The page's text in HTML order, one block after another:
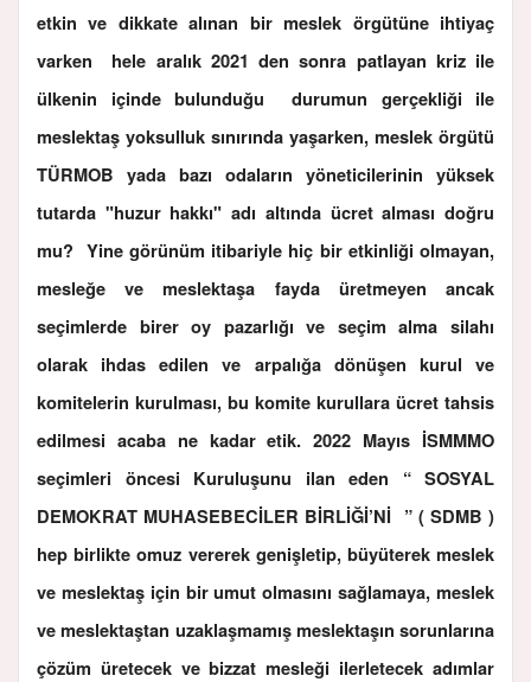
etkin ve dikkate alınan bir meslek örgütüne ihtiyaç
varken hele aralık 2021 den sonra patlayan kriz ile
ülkenin içinde bulunduğu durumun gerçekliği ile
meslektaş yoksulluk sınırında yaşarken, meslek örgütü
TÜRMOB yada bazı odaların yöneticilerinin yüksek
tutarda "huzur hakkı" adı altında ücret alması doğru
mu? Yine görünüm itibariyle hiç bir etkinliği olmayan,
mesleğe ve meslektaşa fayda üretmeyen ancak
seçimlerde birer oy pazarlığı ve seçim alma silahı
olarak ihdas edilen ve arpalığa dönüşen kurul ve
komitelerin kurulması, bu komite kurullara ücret tahsis
edilmesi acaba ne kadar etik. 2022 Mayıs İSMMMO
seçimleri öncesi Kuruluşunu ilan eden “ SOSYAL
DEMOKRAT MUHASEBECİLER BİRLİĞİ’Nİ ” ( SDMB )
hep birlikte omuz vererek genişletip, büyüterek meslek
ve meslektaş için bir umut olmasını sağlamaya, meslek
ve meslektaştan uzaklaşmamış meslektaşın sorunlarına
çözüm üretecek ve bizzat mesleği ilerletecek adımlar